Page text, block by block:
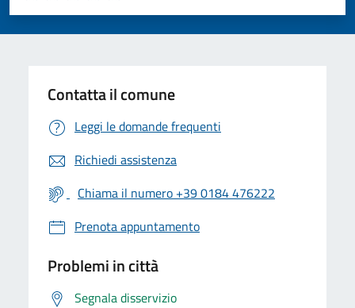
Valuta 5 stelle su 5
Valuta 4 stelle su 5
Valuta 3 stelle su 5
Valuta 2 stelle su 5
Valuta 1 stelle su 5
Contatta il comune
Leggi le domande frequenti
Richiedi assistenza
Chiama il numero +39 0184 476222
Prenota appuntamento
Problemi in città
Segnala disservizio